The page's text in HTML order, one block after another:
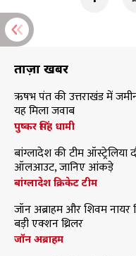
ताज़ा खबरें
ऋषभ पंत की उत्तराखंड में
यह मिला जवाब
पुष्कर सिंह धामी
बांग्लादेश की टीम
ऑलआउट, जानिए आंकड़े
बांग्लादेश क्रिकेट टीम
जॉन अब्राहम और शिवम
बड़ी एक्शन थ्रिलर
जॉन अब्राहम